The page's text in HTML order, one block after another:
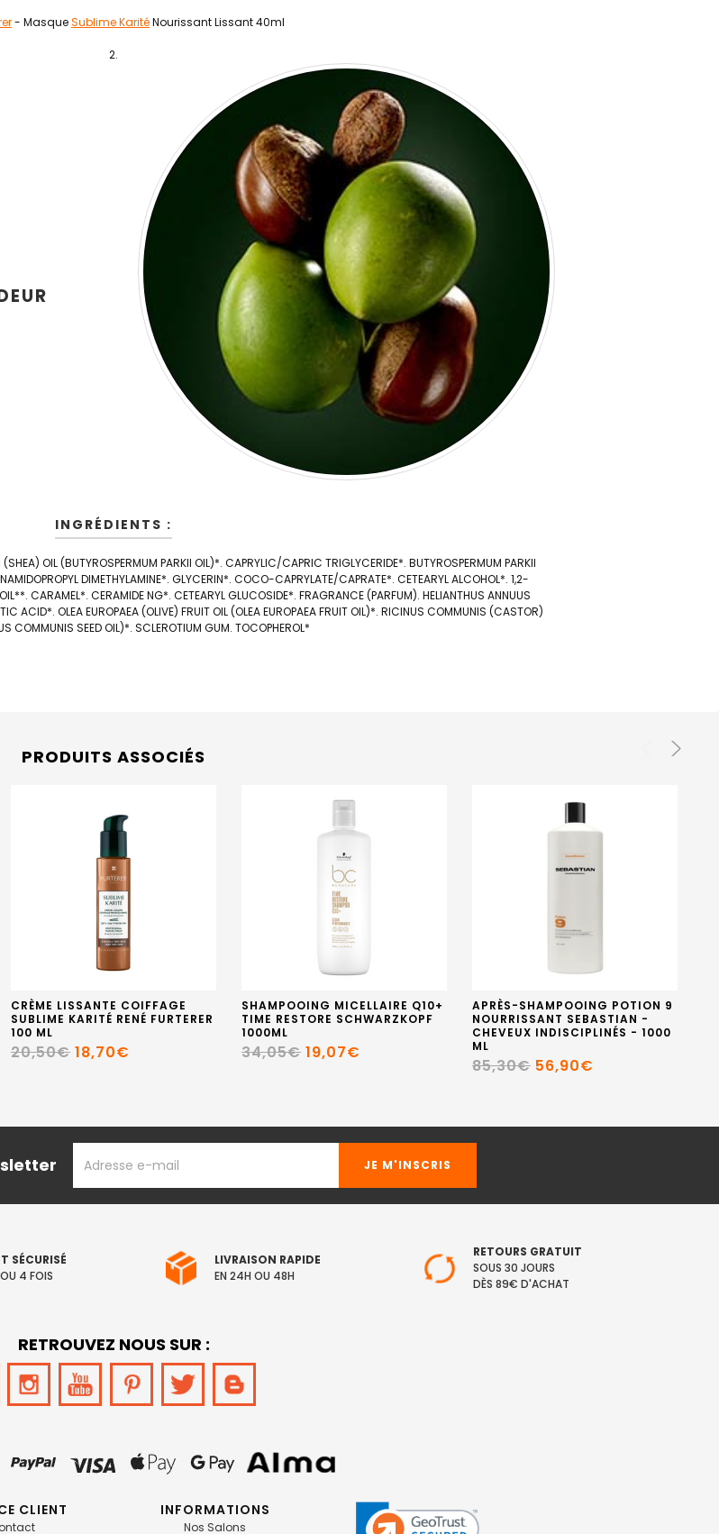
- MasqueSublime KaritéNourissant Lissant 40ml
INGRÉDIENTS :
OIL (BUTYROSPERMUM PARKII OIL)*. CAPRYLIC/CAPRIC TRIGLYCERIDE*. BUTYROSPERMUM PARKII
DIMETHYLAMINE*. GLYCERIN*. COCO-CAPRYLATE/CAPRATE*. CETEARYL ALCOHOL*. 1,2-
CARAMEL*. CERAMIDE NG*. CETEARYL GLUCOSIDE*. FRAGRANCE (PARFUM). HELIANTHUS ANNUUS
ACID*. OLEA EUROPAEA (OLIVE) FRUIT OIL (OLEA EUROPAEA FRUIT OIL)*. RICINUS COMMUNIS (CASTOR)
COMMUNIS SEED OIL)*. SCLEROTIUM GUM. TOCOPHEROL*
PRODUITS ASSOCIÉS
CRÈME LISSANTE COIFFAGE
SUBLIME KARITÉ RENÉ FURTERER
100 ML
20,50€ 18,70€
SHAMPOOING MICELLAIRE Q10+
TIME RESTORE SCHWARZKOPF
1000ML
34,05€ 19,07€
APRÈS-SHAMPOOING POTION 9
NOURRISSANT SEBASTIAN -
CHEVEUX INDISCIPLINÉS - 1000
ML
85,30€ 56,90€
EMAIL
SÉCURISÉ
4 FOIS
LIVRAISON RAPIDE
EN 24H OU 48H
RETOURS GRATUIT
SOUS 30 JOURS
DÈS 89€ D'ACHAT
RETROUVEZ NOUS SUR :
CLIENT INFORMATIONS
Nos Salons